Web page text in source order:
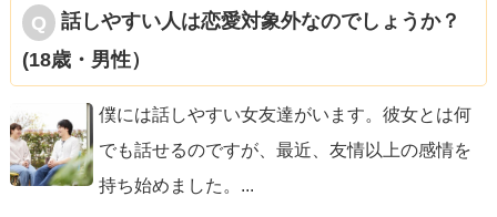
話しやすい人は恋愛対象外なのでしょうか？
(18歳・男性）
僕には話しやすい女友達がいます。彼女とは何
でも話せるのですが、最近、友情以上の感情を
持ち始めました。 ...